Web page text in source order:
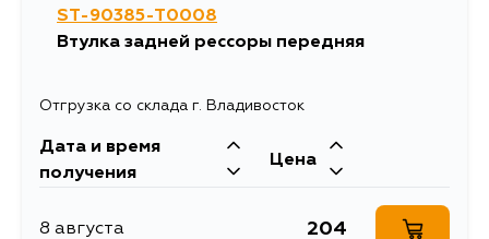
ST-90385-T0008
Втулка задней рессоры передняя
Отгрузка со склада г. Владивосток
Дата и время
получения
Цена
8 августа 204